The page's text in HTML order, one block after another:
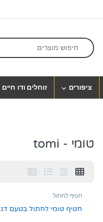
Search for:
ציפורים זוחלים ודו חיים
טומי - tomi
חטיף לחתול
חטיף טומי לחתול בטעם דג